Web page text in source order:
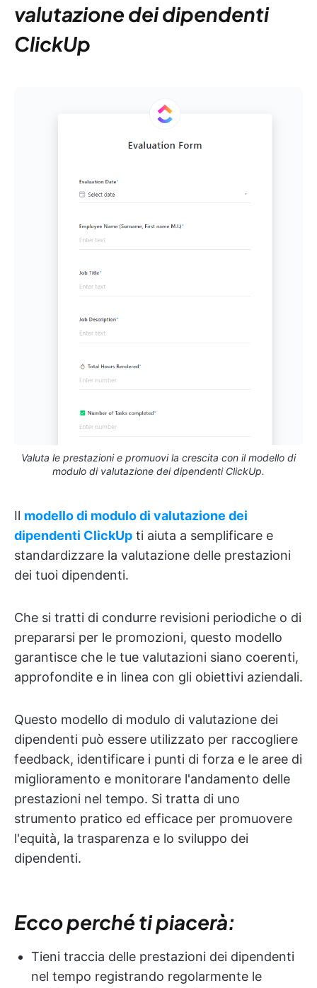
valutazione dei dipendenti
ClickUp
Valuta le prestazioni e promuovi la crescita con il modello di
modulo di valutazione dei dipendenti ClickUp.
Il modello di modulo di valutazione dei
dipendenti ClickUp ti aiuta a semplificare e
standardizzare la valutazione delle prestazioni
dei tuoi dipendenti.
Che si tratti di condurre revisioni periodiche o di
prepararsi per le promozioni, questo modello
garantisce che le tue valutazioni siano coerenti,
approfondite e in linea con gli obiettivi aziendali.
Questo modello di modulo di valutazione dei
dipendenti può essere utilizzato per raccogliere
feedback, identificare i punti di forza e le aree di
miglioramento e monitorare l'andamento delle
prestazioni nel tempo. Si tratta di uno
strumento pratico ed efficace per promuovere
l'equità, la trasparenza e lo sviluppo dei
dipendenti.
Ecco perché ti piacerà:
Tieni traccia delle prestazioni dei dipendenti
nel tempo registrando regolarmente le